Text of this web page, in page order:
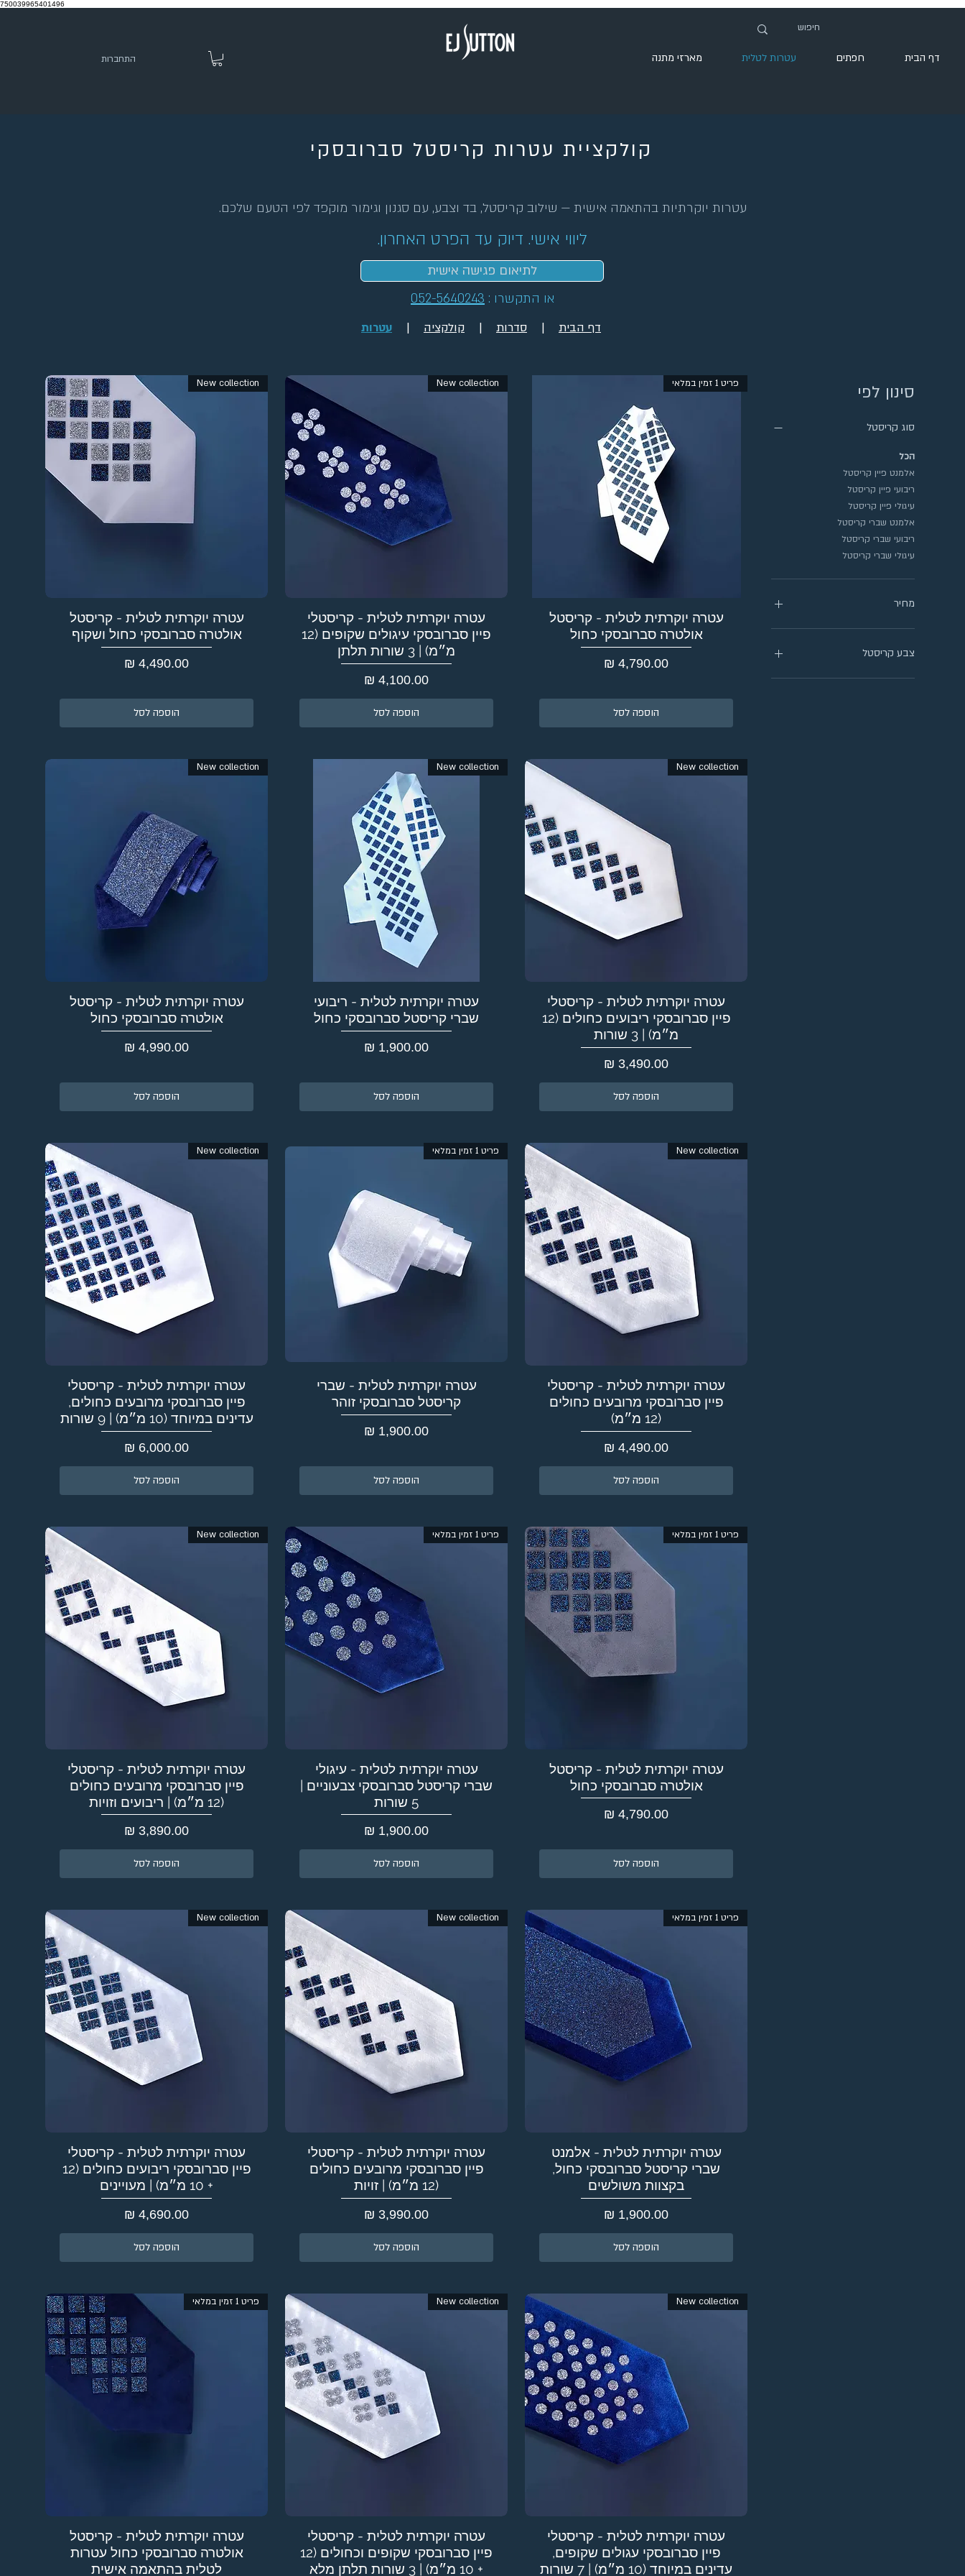
750039965401496
התחברות דף הבית חפתים עטרות לטלית מארזי מתנה
קולקציית עטרות קריסטל סברובסקי
עטרות יוקרתיות בהתאמה אישית — שילוב קריסטל, בד וצבע, עם סגנון וגימור מוקפד לפי הטעם שלכם.
ליווי אישי. דיוק עד הפרט האחרון.
לתיאום פגישה אישית
או התקשרו : 052-5640243
דף הבית | סדרות | קולקציה | עטרות
סינון לפי
סוג קריסטל
הכל
אלמנט פיין קריסטל
ריבועי פיין קריסטל
עיגולי פיין קריסטל
אלמנט שברי קריסטל
ריבועי שברי קריסטל
עיגולי שברי קריסטל
מחיר
צבע קריסטל
שקוף
פריט 1 זמין במלאי
עטרה יוקרתית לטלית - קריסטל
אולטרה סברובסקי כחול
מחיר
הוספה לסל
New collection
עטרה יוקרתית לטלית - קריסטלי
פיין סברובסקי עיגולים שקופים (12
מ״מ) | 3 שורות תלתן
מחיר
הוספה לסל
New collection
עטרה יוקרתית לטלית - קריסטל
אולטרה סברובסקי כחול ושקוף
מחיר
הוספה לסל
New collection
עטרה יוקרתית לטלית - קריסטלי
פיין סברובסקי ריבועים כחולים (12
מ״מ) | 3 שורות
מחיר
הוספה לסל
New collection
עטרה יוקרתית לטלית - ריבועי
שברי קריסטל סברובסקי כחול
מחיר
הוספה לסל
New collection
עטרה יוקרתית לטלית - קריסטל
אולטרה סברובסקי כחול
מחיר
הוספה לסל
New collection
עטרה יוקרתית לטלית - קריסטלי
פיין סברובסקי מרובעים כחולים
(12 מ״מ)
מחיר
הוספה לסל
פריט 1 זמין במלאי
עטרה יוקרתית לטלית - שברי
קריסטל סברובסקי זוהר
מחיר
הוספה לסל
New collection
עטרה יוקרתית לטלית - קריסטלי
פיין סברובסקי מרובעים כחולים,
עדינים במיוחד (10 מ״מ) | 9 שורות
מחיר
הוספה לסל
פריט 1 זמין במלאי
עטרה יוקרתית לטלית - קריסטל
אולטרה סברובסקי כחול
מחיר
הוספה לסל
פריט 1 זמין במלאי
עטרה יוקרתית לטלית - עיגולי
שברי קריסטל סברובסקי צבעוניים |
5 שורות
מחיר
הוספה לסל
New collection
עטרה יוקרתית לטלית - קריסטלי
פיין סברובסקי מרובעים כחולים
(12 מ״מ) | ריבועים וזויות
מחיר
הוספה לסל
פריט 1 זמין במלאי
עטרה יוקרתית לטלית - אלמנט
שברי קריסטל סברובסקי כחול,
בקצוות משולשים
מחיר
הוספה לסל
New collection
עטרה יוקרתית לטלית - קריסטלי
פיין סברובסקי מרובעים כחולים
(12 מ״מ) | זויות
מחיר
הוספה לסל
New collection
עטרה יוקרתית לטלית - קריסטלי
פיין סברובסקי ריבועים כחולים (12
+ 10 מ״מ) | מעויינים
מחיר
הוספה לסל
New collection
עטרה יוקרתית לטלית - קריסטלי
פיין סברובסקי עגולים שקופים,
עדינים במיוחד (10 מ״מ) | 7 שורות
New collection
עטרה יוקרתית לטלית - קריסטלי
פיין סברובסקי שקופים וכחולים (12
+ 10 מ״מ) | 3 שורות תלתן מלא
פריט 1 זמין במלאי
עטרה יוקרתית לטלית - קריסטל
אולטרה סברובסקי כחול עטרות
לטלית בהתאמה אישית